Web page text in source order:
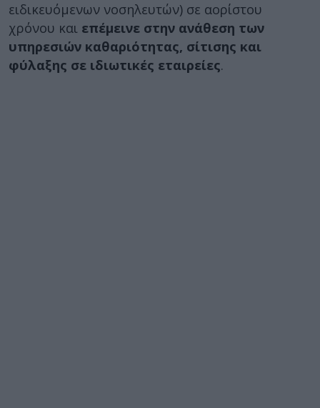
ειδικευόμενων νοσηλευτών) σε αορίστου
χρόνου και επέμεινε στην ανάθεση των
υπηρεσιών καθαριότητας, σίτισης και
φύλαξης σε ιδιωτικές εταιρείες.